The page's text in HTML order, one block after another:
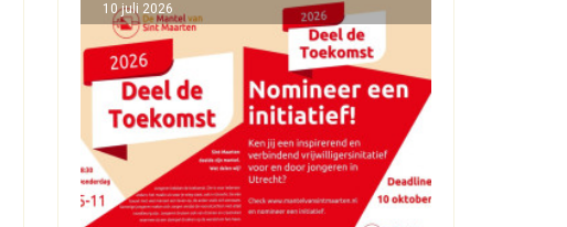
10 juli 2026